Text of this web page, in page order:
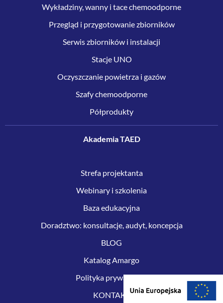
Wykładziny, wanny i tace chemoodporne
Przegląd i przygotowanie zbiorników
Serwis zbiorników i instalacji
Stacje UNO
Oczyszczanie powietrza i gazów
Szafy chemoodporne
Półprodukty
Akademia TAED
Strefa projektanta
Webinary i szkolenia
Baza edukacyjna
Doradztwo: konsultacje, audyt, koncepcja
BLOG
Katalog Amargo
Polityka prywatności
KONTAKT